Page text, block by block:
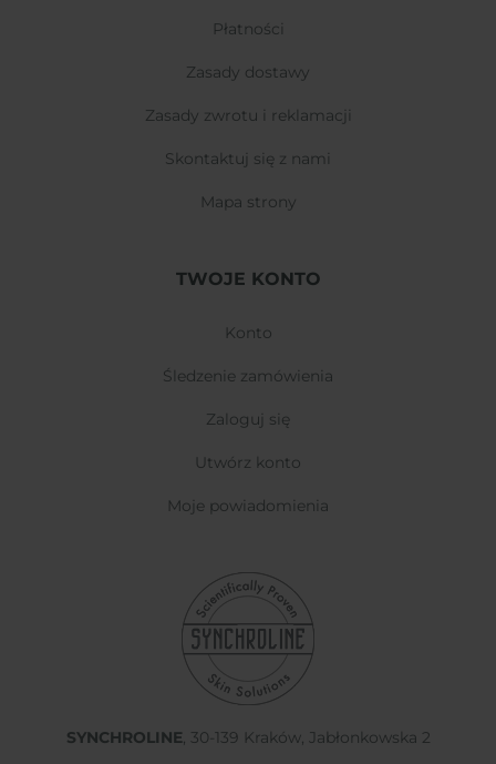
płatności
zasady dostawy
zasady zwrotu i reklamacji
skontaktuj się z nami
mapa strony
TWOJE KONTO
konto
śledzenie zamówienia
zaloguj się
utwórz konto
moje powiadomienia
SYNCHROLINE, 30-139 Kraków, Jabłonkowska 2